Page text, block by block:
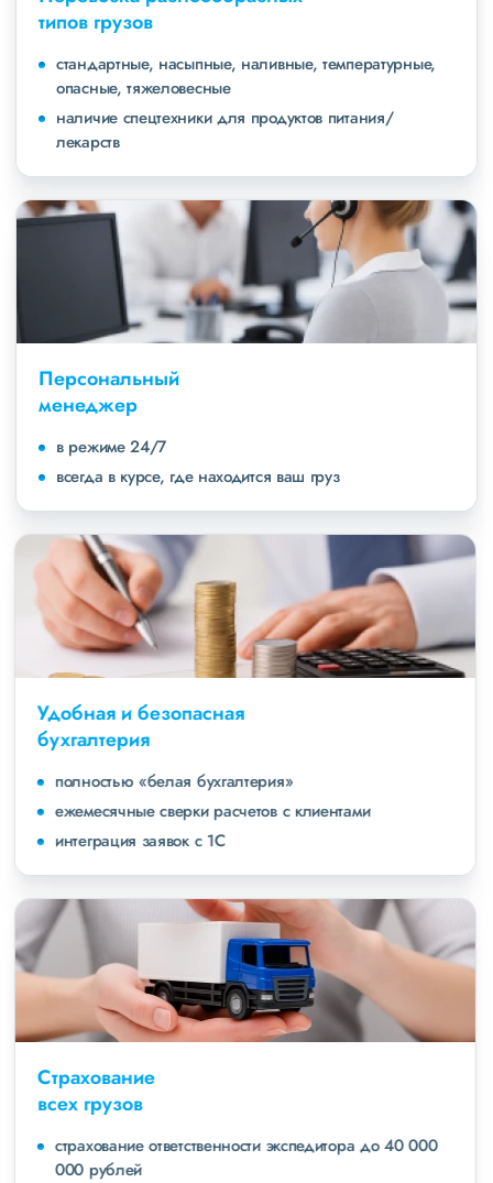
типов грузов
стандартные, насыпные, наливные, температурные,
опасные, тяжеловесные
наличие спецтехники для продуктов питания/
лекарств
Персональный
менеджер
в режиме 24/7
всегда в курсе, где находится ваш груз
Удобная и безопасная
бухгалтерия
полностью «белая бухгалтерия»
ежемесячные сверки расчетов с клиентами
интеграция заявок с 1С
Страхование
всех грузов
страхование ответственности экспедитора до 40 000
000 рублей